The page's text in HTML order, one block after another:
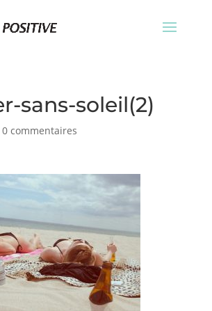
sans-soleil(2)
0 commentaires